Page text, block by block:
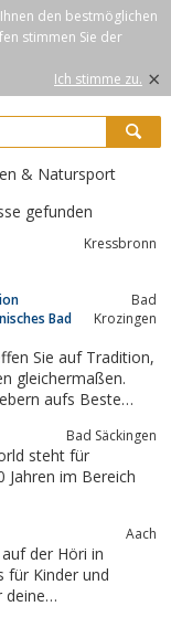
den bestmöglichen
stimmen Sie der
Ich stimme zu. ×
& Natursport
gefunden
Kressbronn
Bad
Bad
Krozingen
Sie auf Tradition,
gleichermaßen.
aufs Beste
Bad Säckingen
steht für
Jahren im Bereich
Aach
für Kinder und
deine